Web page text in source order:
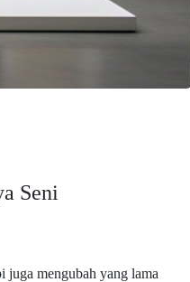
Seni
juga mengubah yang lama